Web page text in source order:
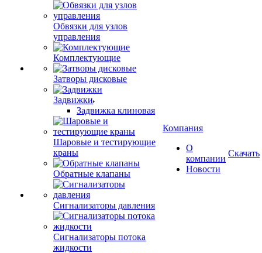
Обвязки для узлов
управления
Комплектующие
Затворы дисковые
Задвижки
Задвижка клиновая
Шаровые и тестирующие
краны
Обратные клапаны
Сигнализаторы давления
Сигнализаторы потока
жидкости
Компания
О
компании
Новости
Скачать